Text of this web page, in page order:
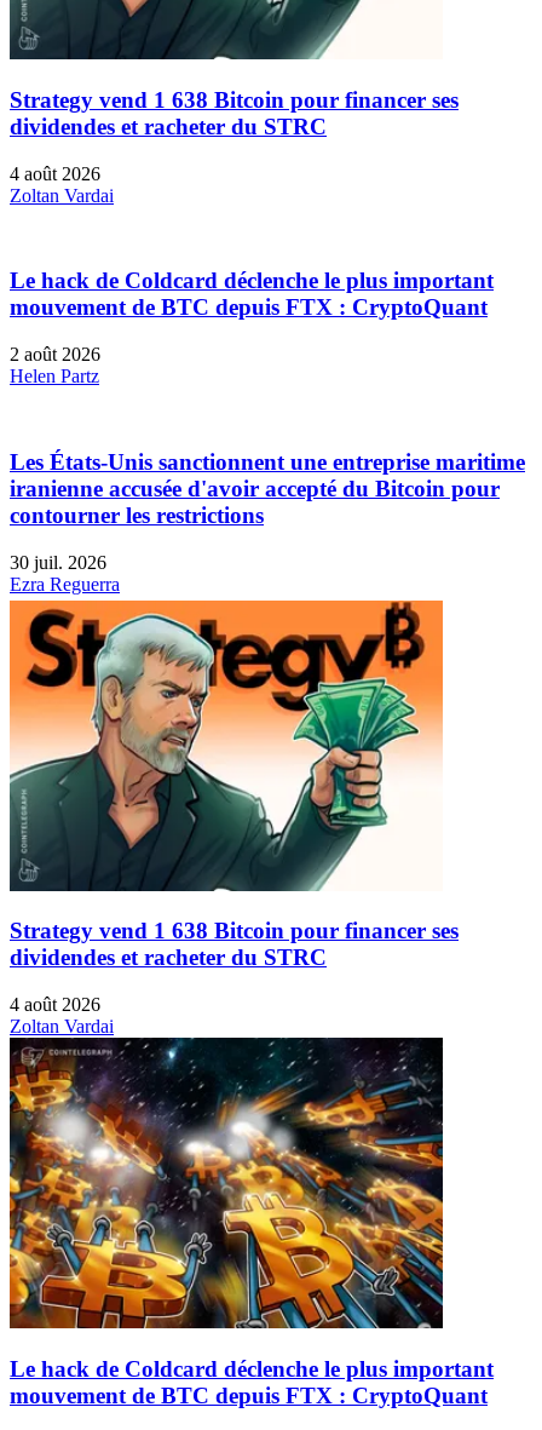
Strategy vend 1 638 Bitcoin pour financer ses
dividendes et racheter du STRC
4 août 2026
Zoltan Vardai
Le hack de Coldcard déclenche le plus important
mouvement de BTC depuis FTX : CryptoQuant
2 août 2026
Helen Partz
Les États-Unis sanctionnent une entreprise maritime
iranienne accusée d'avoir accepté du Bitcoin pour
contourner les restrictions
30 juil. 2026
Ezra Reguerra
Strategy vend 1 638 Bitcoin pour financer ses
dividendes et racheter du STRC
4 août 2026
Zoltan Vardai
Le hack de Coldcard déclenche le plus important
mouvement de BTC depuis FTX : CryptoQuant